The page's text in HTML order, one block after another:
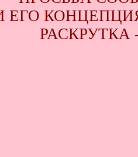
КОНЦЕПЦИЯ
РАСКРУТКА -